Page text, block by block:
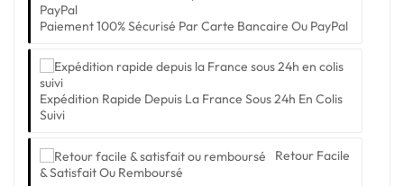
Paiement 100% Sécurisé Par Carte Bancaire Ou PayPal
Expédition Rapide Depuis La France Sous 24h En Colis
Suivi
Retour Facile
& Satisfait Ou Remboursé